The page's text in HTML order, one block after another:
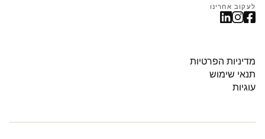
לעקוב אחרינו
מדיניות הפרטיות
תנאי שימוש
עוגיות